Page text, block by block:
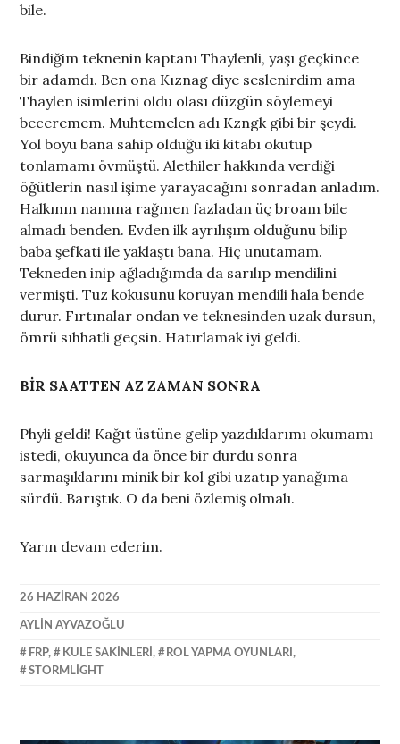
bile.
Bindiğim teknenin kaptanı Thaylenli, yaşı geçkince
bir adamdı. Ben ona Kıznag diye seslenirdim ama
Thaylen isimlerini oldu olası düzgün söylemeyi
beceremem. Muhtemelen adı Kzngk gibi bir şeydi.
Yol boyu bana sahip olduğu iki kitabı okutup
tonlamamı övmüştü. Alethiler hakkında verdiği
öğütlerin nasıl işime yarayacağını sonradan anladım.
Halkının namına rağmen fazladan üç broam bile
almadı benden. Evden ilk ayrılışım olduğunu bilip
baba şefkati ile yaklaştı bana. Hiç unutamam.
Tekneden inip ağladığımda da sarılıp mendilini
vermişti. Tuz kokusunu koruyan mendili hala bende
durur. Fırtınalar ondan ve teknesinden uzak dursun,
ömrü sıhhatli geçsin. Hatırlamak iyi geldi.
BİR SAATTEN AZ ZAMAN SONRA
Phyli geldi! Kağıt üstüne gelip yazdıklarımı okumamı
istedi, okuyunca da önce bir durdu sonra
sarmaşıklarını minik bir kol gibi uzatıp yanağıma
sürdü. Barıştık. O da beni özlemiş olmalı.
Yarın devam ederim.
26 HAZIRAN 2026
AYLIN AYVAZOĞLU
FRP, KULE SAKINLERI , ROL YAPMA OYUNLARI,
STORMLIGHT